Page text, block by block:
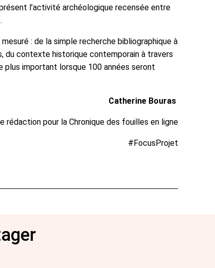
l’activité archéologique recensée entre
: de la simple recherche bibliographique à
du contexte historique contemporain à travers
plus important lorsque 100 années seront
Catherine Bouras
rédaction pour la Chronique des fouilles en ligne
#FocusProjet